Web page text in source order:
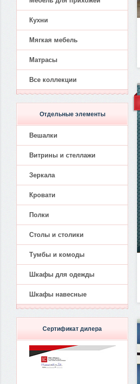
Кухни
Мягкая мебель
Матрасы
Все коллекции
Отдельные элементы
Вешалки
Витрины и стеллажи
Зеркала
Кровати
Полки
Столы и столики
Тумбы и комоды
Шкафы для одежды
Шкафы навесные
Сертификат дилера